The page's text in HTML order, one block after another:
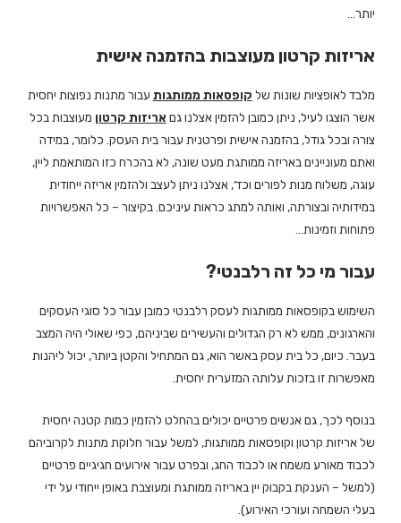
יותר…
אריזות קרטון מעוצבות בהזמנה אישית
מלבד לאופציות שונות של קופסאות ממותגות עבור מתנות נפוצות יחסית
אשר הוצגו לעיל, ניתן כמובן להזמין אצלנו גם אריזות קרטון מעוצבות בכל
צורה ובכל גודל, בהזמנה אישית ופרטנית עבור בית העסק. כלומר, במידה
ואתם מעוניינים באריזה ממותגת מעט שונה, לא בהכרח כזו המותאמת ליין,
עוגה, משלוח מנות לפורים וכד’, אצלנו ניתן לעצב ולהזמין אריזה ייחודית
במידותיה ובצורתה, ואותה למתג כראות עיניכם. בקיצור – כל האפשרויות
פתוחות וזמינות…
עבור מי כל זה רלבנטי?
השימוש בקופסאות ממותגות לעסק רלבנטי כמובן עבור כל סוגי העסקים
והארגונים, ממש לא רק הגדולים והעשירים שביניהם, כפי שאולי היה המצב
בעבר. כיום, כל בית עסק באשר הוא, גם המתחיל והקטן ביותר, יכול ליהנות
מאפשרות זו בזכות עלותה המזערית יחסית.
בנוסף לכך, גם אנשים פרטיים יכולים בהחלט להזמין כמות קטנה יחסית
של אריזות קרטון וקופסאות ממותגות, למשל עבור חלוקת מתנות לקרוביהם
לכבוד מאורע משמח או לכבוד החג, ובפרט עבור אירועים חגיגיים פרטיים
(למשל – הענקת בקבוק יין באריזה ממותגת ומעוצבת באופן ייחודי על ידי
בעלי השמחה ועורכי האירוע).